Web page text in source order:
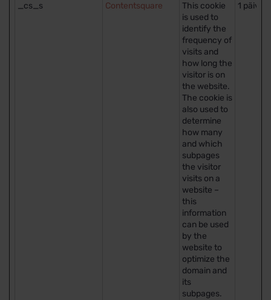
_cs_s Contentsquare
This cookie
is used to
identify the
frequency of
visits and
how long the
visitor is on
the website.
The cookie is
also used to
determine
how many
and which
subpages
the visitor
visits on a
website –
this
information
can be used
by the
website to
optimize the
domain and
its
subpages.
1 päivä